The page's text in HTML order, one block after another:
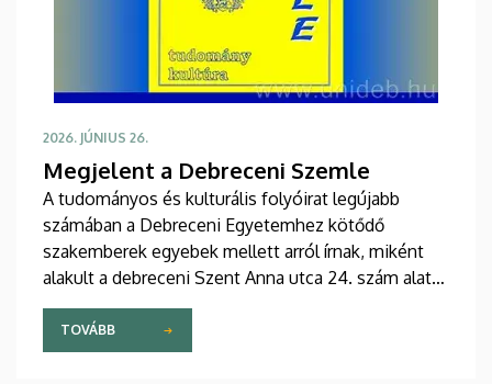
2026. JÚNIUS 26.
Megjelent a Debreceni Szemle
A tudományos és kulturális folyóirat legújabb
számában a Debreceni Egyetemhez kötődő
szakemberek egyebek mellett arról írnak, miként
alakult a debreceni Szent Anna utca 24. szám alatt
található műemlék polgárház története, hogyan
járult hozzá a II. világháború után Debrecen
újjáépítéséhez Kalenda Lóránt és milyen
TOVÁBB